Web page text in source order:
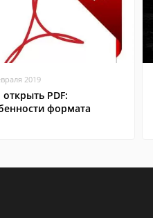
2019
PDF:
формата